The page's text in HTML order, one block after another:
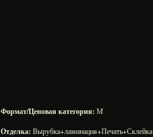
Формат/Ценовая категория: М
Отделка: Вырубка+ламинация+Печать+Склейка